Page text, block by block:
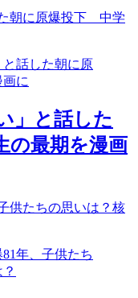
朝に原爆投下 中学
」と話した
最期を漫画
供たちの思いは？核